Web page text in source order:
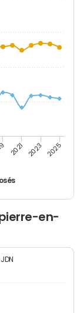
2021 2023 2025
en-